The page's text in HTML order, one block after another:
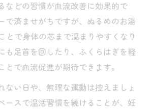
などの習慣が血流改善に効果的で
で済ませがちですが、ぬるめのお湯
とで身体の芯まで温まりやすくなり
も足首を回したり、ふくらはぎを軽
とで血流促進が期待できます。
ない日や、無理な運動は控えましょ
ースで温活習慣を続けることが、妊